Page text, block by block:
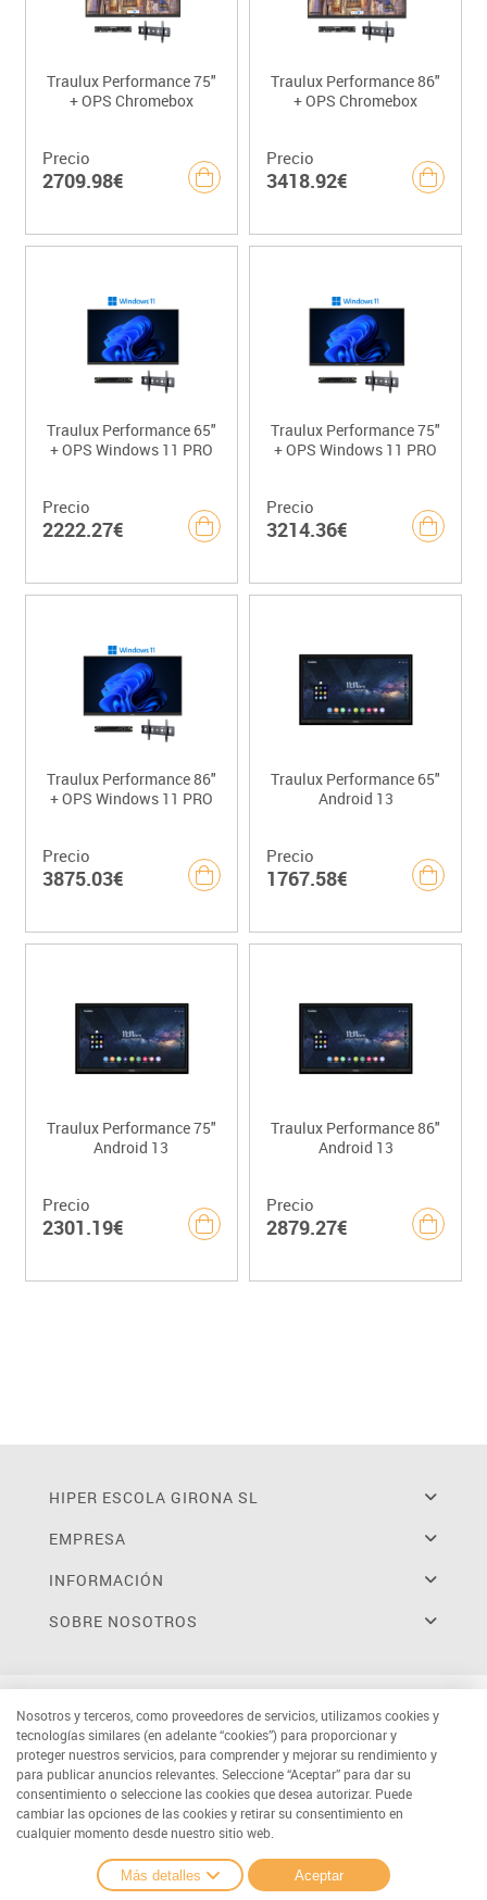
Traulux Performance 75"
+ OPS Chromebox
Precio
2709.98€
Traulux Performance 86"
+ OPS Chromebox
Precio
3418.92€
Traulux Performance 65"
+ OPS Windows 11 PRO
Precio
2222.27€
Traulux Performance 75"
+ OPS Windows 11 PRO
Precio
3214.36€
Traulux Performance 86"
+ OPS Windows 11 PRO
Precio
3875.03€
Traulux Performance 65"
Android 13
Precio
1767.58€
Traulux Performance 75"
Android 13
Precio
2301.19€
Traulux Performance 86"
Android 13
Precio
2879.27€
HIPER ESCOLA GIRONA SL
EMPRESA
INFORMACIÓN
SOBRE NOSOTROS
Nosotros y terceros, como proveedores de servicios, utilizamos cookies y
tecnologías similares (en adelante “cookies”) para proporcionar y
proteger nuestros servicios, para comprender y mejorar su rendimiento y
para publicar anuncios relevantes. Seleccione “Aceptar” para dar su
consentimiento o seleccione las cookies que desea autorizar. Puede
cambiar las opciones de las cookies y retirar su consentimiento en
cualquier momento desde nuestro sitio web.
Más detalles Aceptar